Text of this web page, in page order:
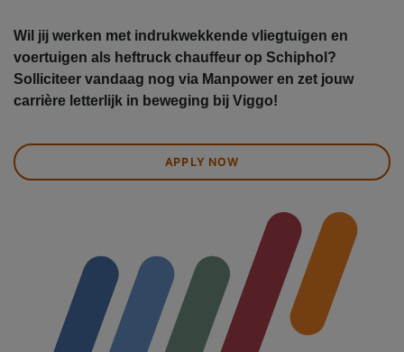
Wil jij werken met indrukwekkende vliegtuigen en
voertuigen als heftruck chauffeur op Schiphol?
Solliciteer vandaag nog via Manpower en zet jouw
carrière letterlijk in beweging bij Viggo!
APPLY NOW